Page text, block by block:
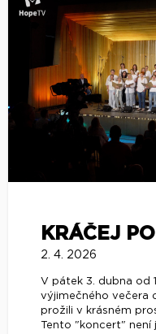
KRÁČEJ
2. 4. 2026
V pátek 3. dubna od
výjimečného večera
prožili v krásném
Tento "koncert"